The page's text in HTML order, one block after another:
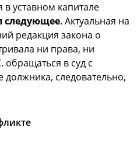
уставном капитале
следующее. Актуальная на
редакция закона о
ни права, ни
обращаться в суд с
должника, следовательно,